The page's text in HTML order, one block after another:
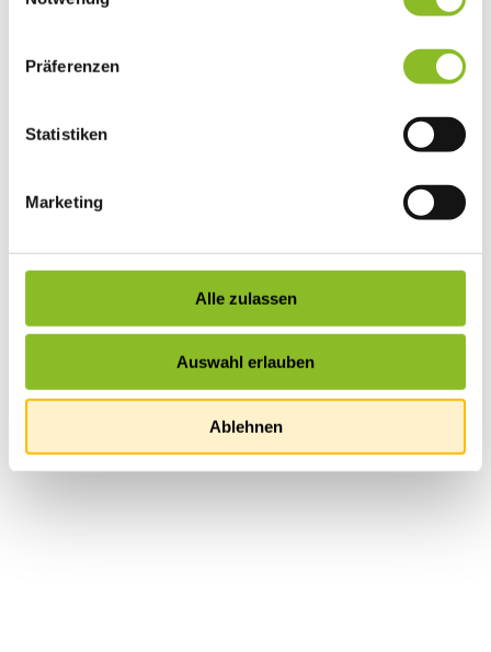
Präferenzen
Statistiken
Marketing
Alle zulassen
Auswahl erlauben
Ablehnen